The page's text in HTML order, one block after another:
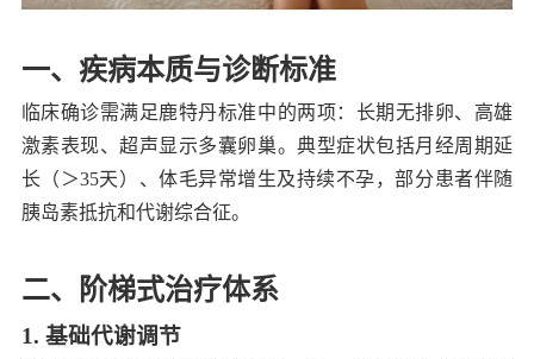
一、疾病本质与诊断标准
临床确诊需满足鹿特丹标准中的两项：长期无排卵、高雄
激素表现、超声显示多囊卵巢。典型症状包括月经周期延
长（＞35天）、体毛异常增生及持续不孕，部分患者伴随
胰岛素抵抗和代谢综合征。
二、阶梯式治疗体系
1. 基础代谢调节